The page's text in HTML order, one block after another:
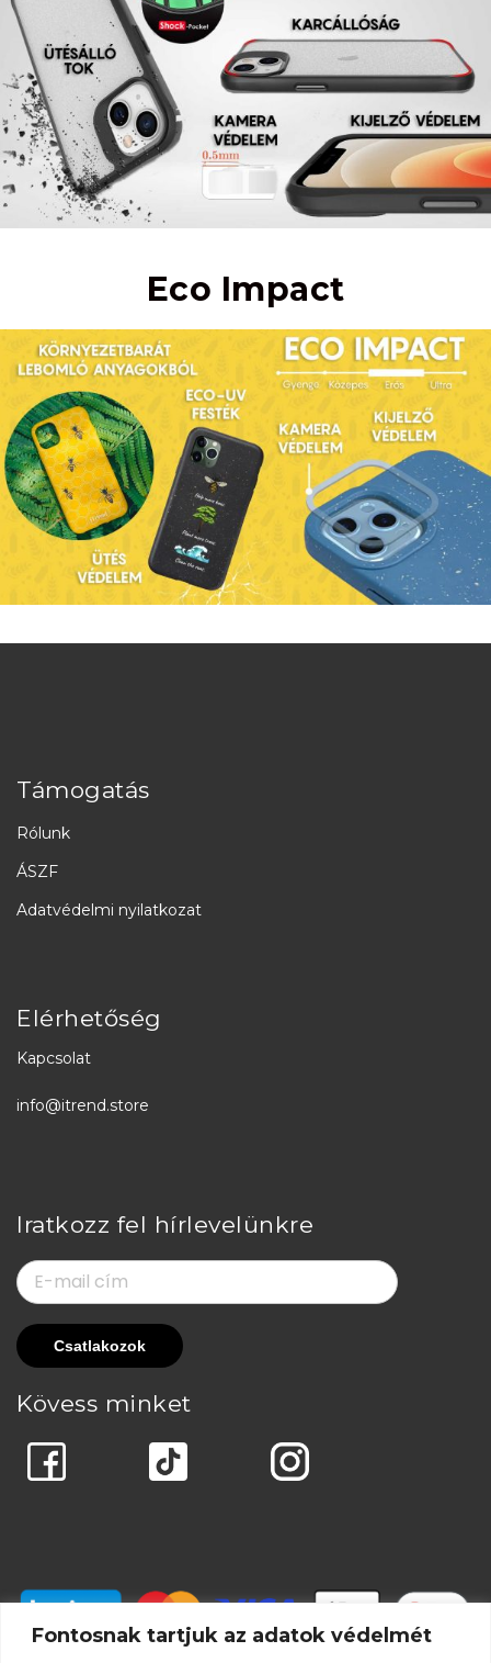
Fontosnak tartjuk az adatok védelmét
Eco Impact
Támogatás
Rólunk
ÁSZF
Adatvédelmi nyilatkozat
Elérhetőség
Kapcsolat
info@itrend.store
Iratkozz fel hírlevelünkre
Kövess minket